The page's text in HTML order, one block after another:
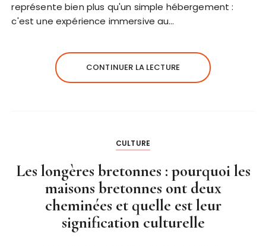
représente bien plus qu'un simple hébergement :
c'est une expérience immersive au…
CONTINUER LA LECTURE
CULTURE
Les longères bretonnes : pourquoi les
maisons bretonnes ont deux
cheminées et quelle est leur
signification culturelle